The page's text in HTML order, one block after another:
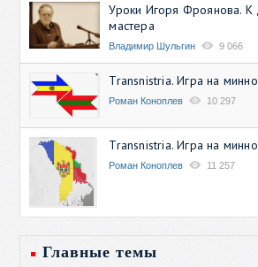
Уроки Игоря Фроянова. К
мастера
Владимир Шульгин 9 066
Transnistria. Игра на
Роман Коноплев 10 297
Transnistria. Игра на
Роман Коноплев 11 257
Главные темы